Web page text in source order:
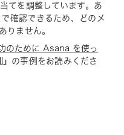
てを調整しています。あ
確認できるため、どのメ
りません。
のために Asana を使っ
』の事例をお読みくださ